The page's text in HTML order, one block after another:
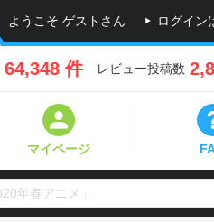
ようこそ ゲストさん ログイン
64,348 件 レビュー投稿数
マイページ